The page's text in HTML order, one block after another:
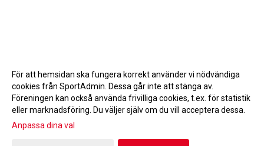
Gå till Webbversion
För att hemsidan ska fungera korrekt använder vi nödvändiga
cookies från SportAdmin. Dessa går inte att stänga av.
Föreningen kan också använda frivilliga cookies, t.ex. för statistik
eller marknadsföring. Du väljer själv om du vill acceptera dessa.
Anpassa dina val